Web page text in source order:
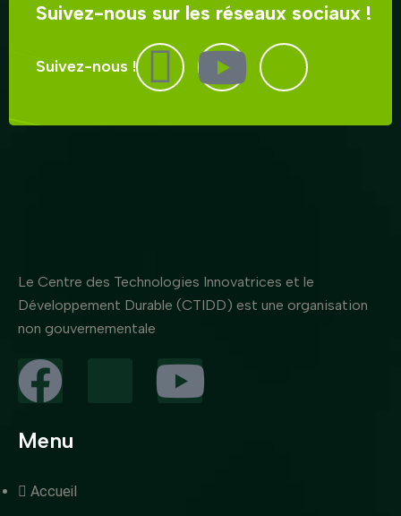
Suivez-nous sur les réseaux sociaux !
Suivez-nous !
Le Centre des Technologies Innovatrices et le
Développement Durable (CTIDD) est une organisation
non gouvernementale
Menu
Accueil